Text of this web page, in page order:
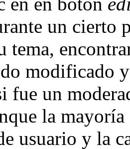
un cierto
tema,
modificado
fue un
la
usuario y la